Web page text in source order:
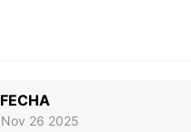
FECHA
Nov 26 2025